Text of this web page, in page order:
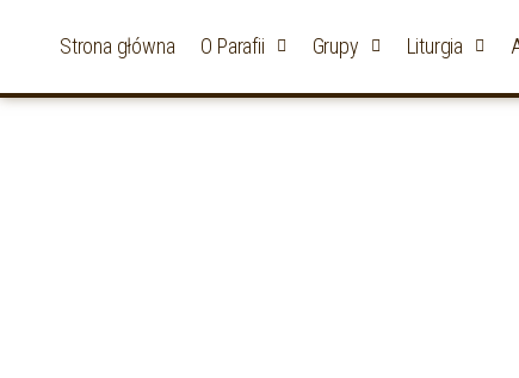
Strona główna O Parafii Grupy Liturgia